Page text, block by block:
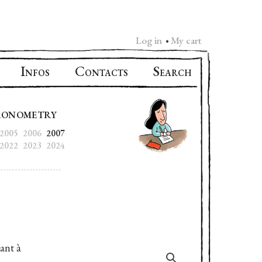
Log in •My cart
INFOS CONTACTS SEARCH
2005 2006 2007
2022 2023 2024
à